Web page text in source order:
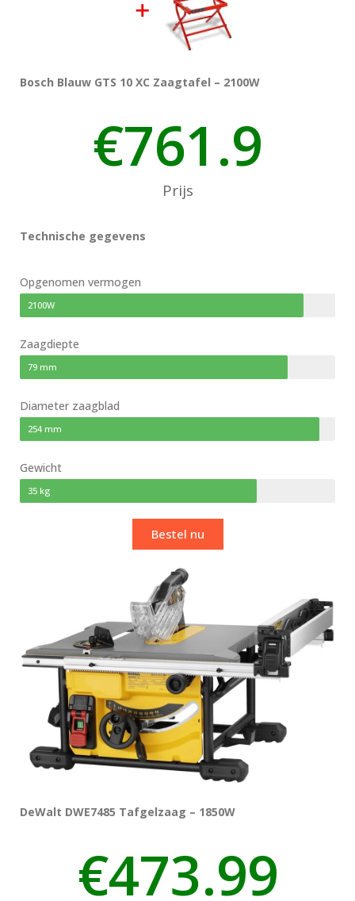
Bosch Blauw GTS 10 XC Zaagtafel – 2100W
€761.9
Prijs
Technische gegevens
Opgenomen vermogen
2100W
Zaagdiepte
79 mm
Diameter zaagblad
254 mm
Gewicht
35 kg
Bestel nu
DeWalt DWE7485 Tafgelzaag – 1850W
€473.99